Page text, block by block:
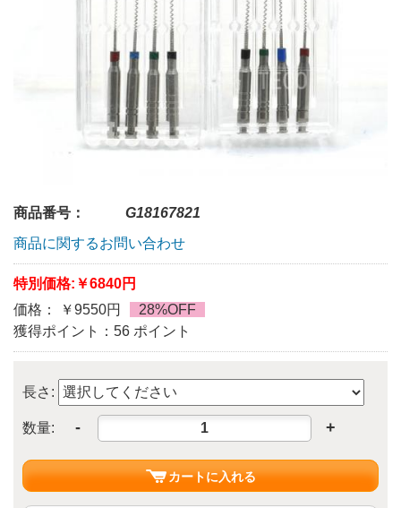
商品番号：
G18167821
商品に関するお問い合わせ
特別価格: ￥6840円
価格： ￥9550円
28%OFF
獲得ポイント：56 ポイント
長さ:
数量: - +
カートに入れる